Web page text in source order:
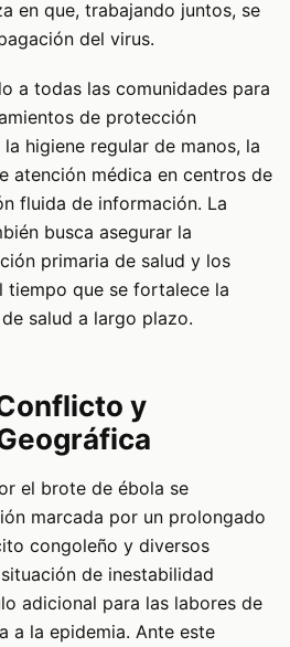
en que, trabajando juntos, se
del virus.
a todas las comunidades para
de protección
higiene regular de manos, la
atención médica en centros de
fluida de información. La
busca asegurar la
primaria de salud y los
tiempo que se fortalece la
salud a largo plazo.
y
el brote de ébola se
marcada por un prolongado
congoleño y diversos
de inestabilidad
adicional para las labores de
a la epidemia. Ante este